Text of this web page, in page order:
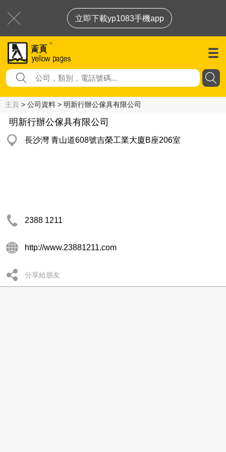
立即下載yp1083手機app
主頁 > 公司資料 > 明新行辦公傢具有限公司
明新行辦公傢具有限公司
長沙灣 青山道608號吉榮工業大廈B座206室
2388 1211
http://www.23881211.com
分享給朋友